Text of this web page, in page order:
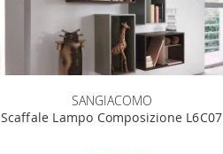
SANGIACOMO
Scaffale Lampo Composizione L6C07